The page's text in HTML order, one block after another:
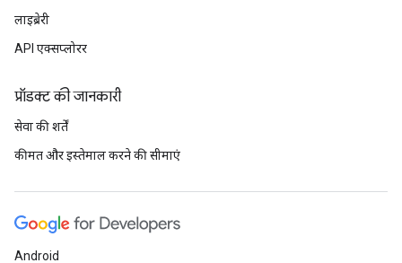
लाइब्रेरी
API एक्सप्लोरर
प्रॉडक्ट की जानकारी
सेवा की शर्तें
कीमत और इस्तेमाल करने की सीमाएं
Android